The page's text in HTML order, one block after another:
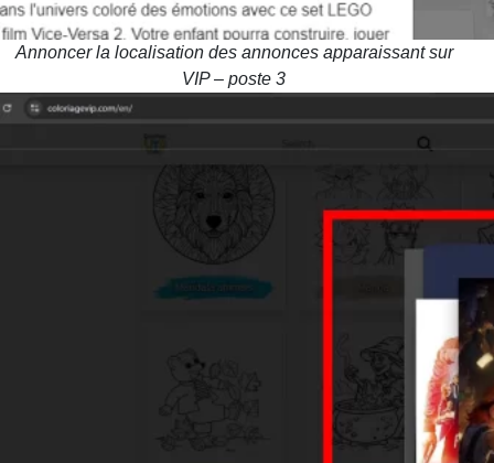
Annoncer la localisation des annonces apparaissant sur
VIP – poste 3